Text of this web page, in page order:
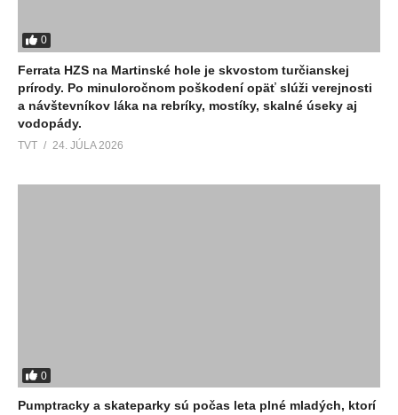
0
Ferrata HZS na Martinské hole je skvostom turčianskej
prírody. Po minuloročnom poškodení opäť slúži verejnosti
a návštevníkov láka na rebríky, mostíky, skalné úseky aj
vodopády.
TVT 24. JÚLA 2026
0
Pumptracky a skateparky sú počas leta plné mladých, ktorí